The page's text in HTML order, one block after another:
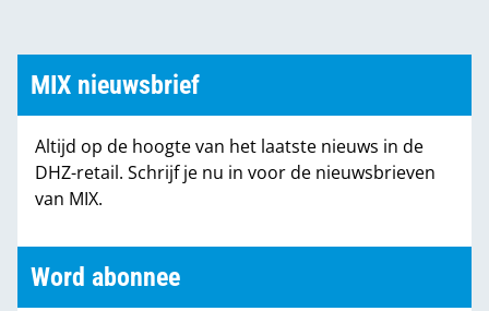
MIX nieuwsbrief
Altijd op de hoogte van het laatste nieuws in de
DHZ-retail. Schrijf je nu in voor de nieuwsbrieven
van MIX.
Word abonnee